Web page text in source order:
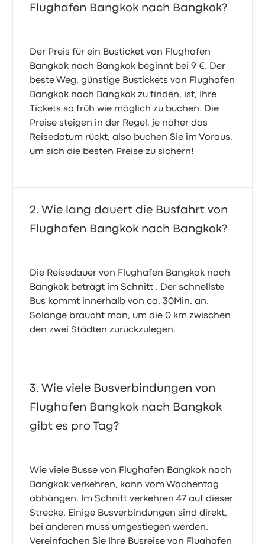
Flughafen Bangkok nach Bangkok?
Der Preis für ein Busticket von Flughafen
Bangkok nach Bangkok beginnt bei 9 €. Der
beste Weg, günstige Bustickets von Flughafen
Bangkok nach Bangkok zu finden, ist, Ihre
Tickets so früh wie möglich zu buchen. Die
Preise steigen in der Regel, je näher das
Reisedatum rückt, also buchen Sie im Voraus,
um sich die besten Preise zu sichern!
Wie lang dauert die Busfahrt von
Flughafen Bangkok nach Bangkok?
Die Reisedauer von Flughafen Bangkok nach
Bangkok beträgt im Schnitt . Der schnellste
Bus kommt innerhalb von ca. 30Min. an.
Solange braucht man, um die 0 km zwischen
den zwei Städten zurückzulegen.
Wie viele Busverbindungen von
Flughafen Bangkok nach Bangkok
gibt es pro Tag?
Wie viele Busse von Flughafen Bangkok nach
Bangkok verkehren, kann vom Wochentag
abhängen. Im Schnitt verkehren 47 auf dieser
Strecke. Einige Busverbindungen sind direkt,
bei anderen muss umgestiegen werden.
Vereinfachen Sie Ihre Busreise von Flughafen